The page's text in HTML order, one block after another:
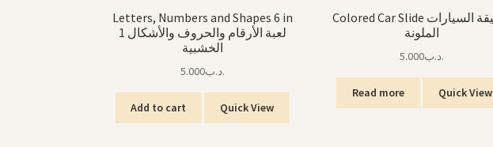
Letters, Numbers and Shapes 6 in
1 لعبة الأرقام والحروف والأشكال
الخشبية
.د.ب5.000
Add to cart Quick View
Colored Car Slide زحليقة السيارات
الملونة
.د.ب5.000
Read more Quick View